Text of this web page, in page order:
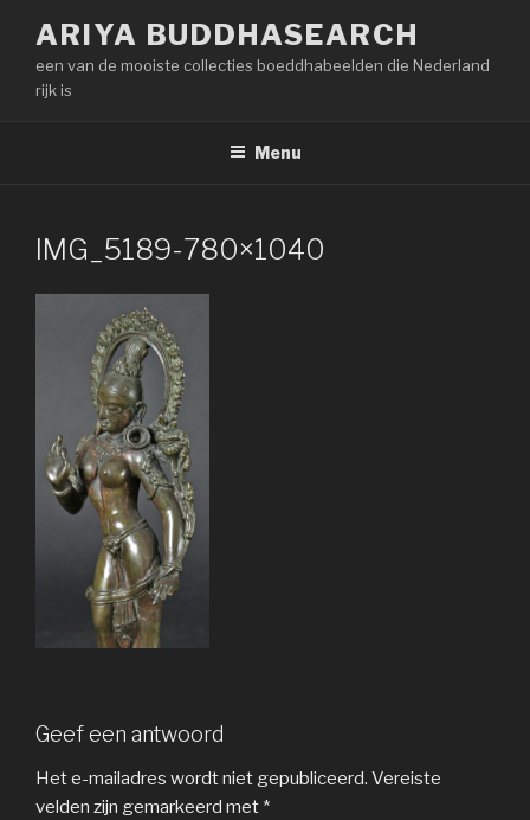
inhoud
springen
ARIYA BUDDHASEARCH
een van de mooiste collecties boeddhabeelden die Nederland
rijk is
Menu
IMG_5189-780×1040
Geef een antwoord
Het e-mailadres wordt niet gepubliceerd. Vereiste
velden zijn gemarkeerd met *